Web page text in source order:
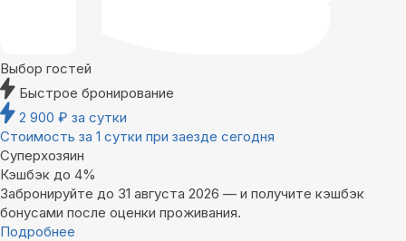
Выбор гостей
Быстрое бронирование
2 900 ₽ за сутки
Стоимость за 1 сутки при заезде сегодня
Суперхозяин
Кэшбэк до 4%
Забронируйте до 31 августа 2026 — и получите кэшбэк
бонусами после оценки проживания.
Подробнее